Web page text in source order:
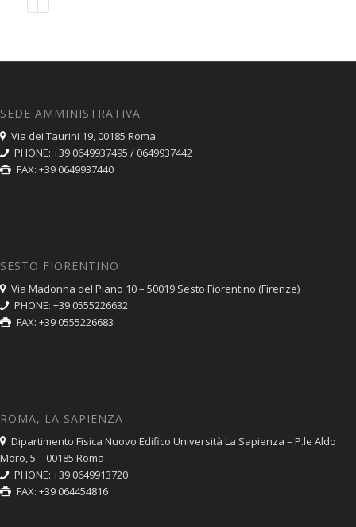
SEDE AMMINISTRATIVA
Via dei Taurini 19, 00185 Roma
PHONE: +39 0649937495 / 0649937442
FAX: +39 0649937440
SESTO FIORENTINO
Via Madonna del Piano 10 – 50019 Sesto Fiorentino (Firenze)
PHONE: +39 0555226632
FAX: +39 0555226683
ROMA, LA SAPIENZA
Dipartimento Fisica Nuovo Edifico Università La Sapienza – P.le Aldo
Moro, 5 – 00185 Roma
PHONE: +39 0649913720
FAX: +39 064454816